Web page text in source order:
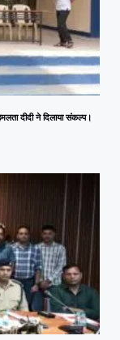
दीदी ने दिलाया संकल्प।